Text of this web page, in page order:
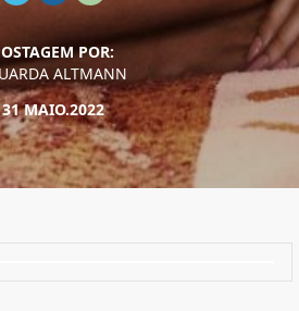
POR:
ALTMANN
31 MAIO.2022